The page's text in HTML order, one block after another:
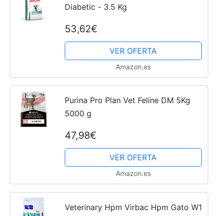
Diabetic - 3.5 Kg
53,62€
VER OFERTA
Amazon.es
Purina Pro Plan Vet Feline DM 5Kg
5000 g
47,98€
VER OFERTA
Amazon.es
Veterinary Hpm Virbac Hpm Gato W1